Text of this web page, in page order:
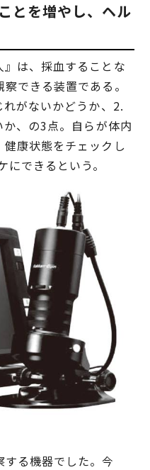
とを増やし、ヘル
は、採血することな
できる装置である。
がないかどうか、2.
、の3点。自らが体内
康状態をチェックし
できるという。
する機器でした。今